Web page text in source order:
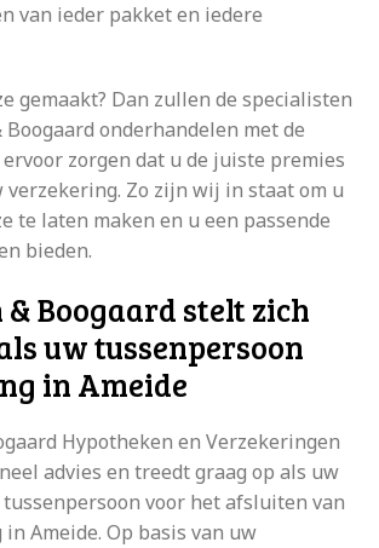
van ieder pakket en iedere
gemaakt? Dan zullen de specialisten
Boogaard onderhandelen met de
zorgen dat u de juiste premies
verzekering. Zo zijn wij in staat om u
te laten maken en u een passende
bieden.
Boogaard stelt zich
uw tussenpersoon
in Ameide
Hypotheken en Verzekeringen
advies en treedt graag op als uw
voor het afsluiten van
Ameide. Op basis van uw